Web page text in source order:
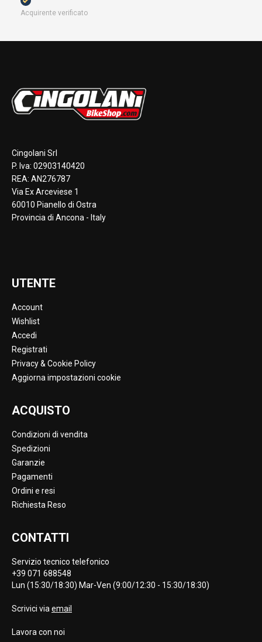
Acquirente verificato
Cingolani Srl
P. Iva: 02903140420
REA: AN276787
Via Ex Arceviese 1
60010 Pianello di Ostra
Provincia di Ancona - Italy
UTENTE
Account
Wishlist
Accedi
Registrati
Privacy & Cookie Policy
Aggiorna impostazioni cookie
ACQUISTO
Condizioni di vendita
Spedizioni
Garanzie
Pagamenti
Ordini e resi
Richiesta Reso
CONTATTI
Servizio tecnico telefonico
+39 071 688548
Lun (15:30/18:30) Mar-Ven (9:00/12:30 - 15:30/18:30)
Scrivici via email
Lavora con noi